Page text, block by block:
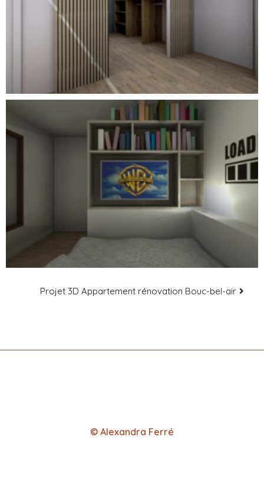
Projet 3D Appartement rénovation Bouc-bel-air
© Alexandra Ferré